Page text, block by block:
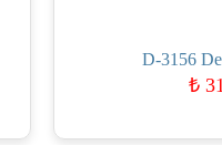
D-3156
₺